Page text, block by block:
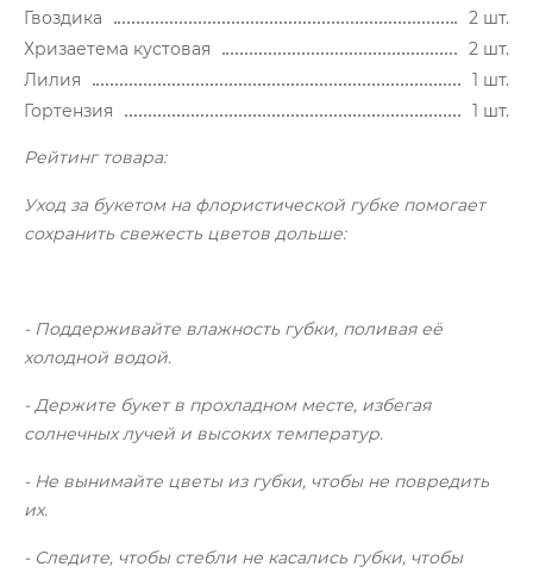
Гвоздика
2 шт.
Хризаетема кустовая
2 шт.
Лилия
1 шт.
Гортензия
1 шт.
Рейтинг товара:
Уход за букетом на флористической губке помогает
сохранить свежесть цветов дольше:
- Поддерживайте влажность губки, поливая её
холодной водой.
- Держите букет в прохладном месте, избегая
солнечных лучей и высоких температур.
- Не вынимайте цветы из губки, чтобы не повредить
их.
- Следите, чтобы стебли не касались губки, чтобы